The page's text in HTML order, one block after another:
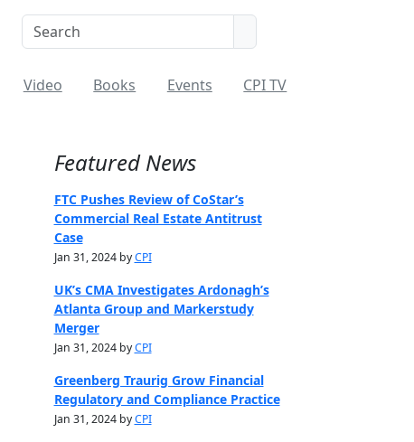
Video Books Events CPI TV
Featured News
FTC Pushes Review of CoStar’s
Commercial Real Estate Antitrust
Case
Jan 31, 2024 byCPI
UK’s CMA Investigates Ardonagh’s
Atlanta Group and Markerstudy
Merger
Jan 31, 2024 byCPI
Greenberg Traurig Grow Financial
Regulatory and Compliance Practice
Jan 31, 2024 byCPI